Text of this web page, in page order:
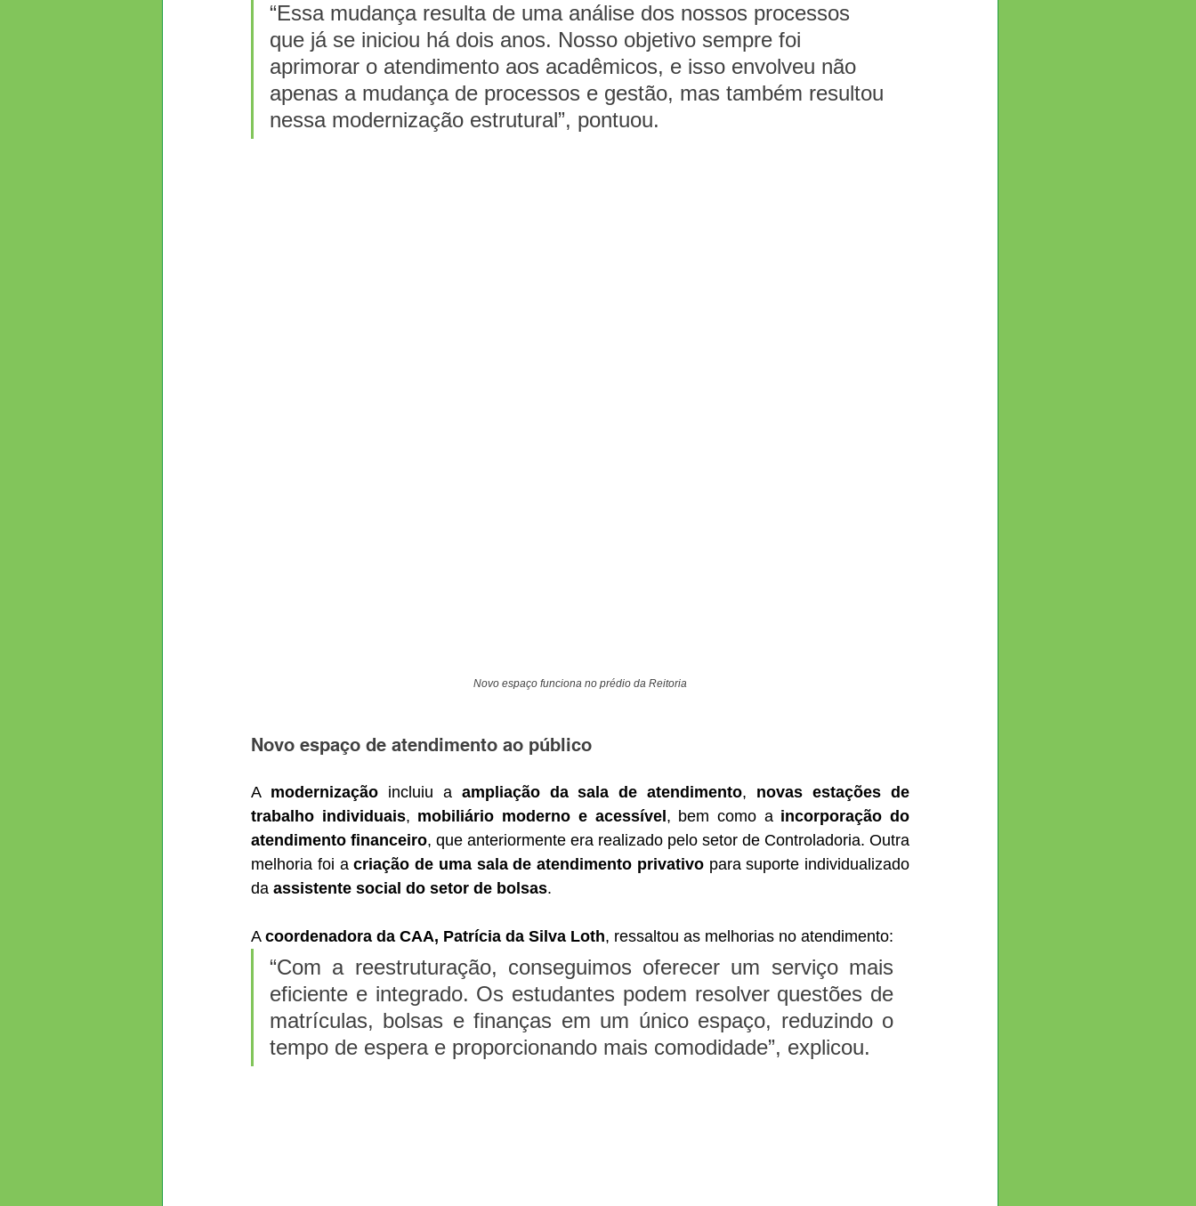
“Essa mudança resulta de uma análise dos nossos processos
que já se iniciou há dois anos. Nosso objetivo sempre foi
aprimorar o atendimento aos acadêmicos, e isso envolveu não
apenas a mudança de processos e gestão, mas também resultou
nessa modernização estrutural”, pontuou.
Novo espaço funciona no prédio da Reitoria
Novo espaço de atendimento ao público
A modernização incluiu a ampliação da sala de atendimento, novas estações de
trabalho individuais, mobiliário moderno e acessível , bem como a incorporação do
atendimento financeiro, que anteriormente era realizado pelo setor de Controladoria. Outra
melhoria foi a criação de uma sala de atendimento privativo para suporte individualizado
da assistente social do setor de bolsas.
A coordenadora da CAA, Patrícia da Silva Loth, ressaltou as melhorias no atendimento:
“Com a reestruturação, conseguimos oferecer um serviço mais
eficiente e integrado. Os estudantes podem resolver questões de
matrículas, bolsas e finanças em um único espaço, reduzindo o
tempo de espera e proporcionando mais comodidade”, explicou.